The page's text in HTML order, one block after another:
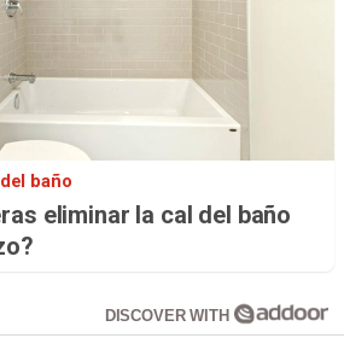
baño
eliminar la cal del baño
DISCOVER WITH